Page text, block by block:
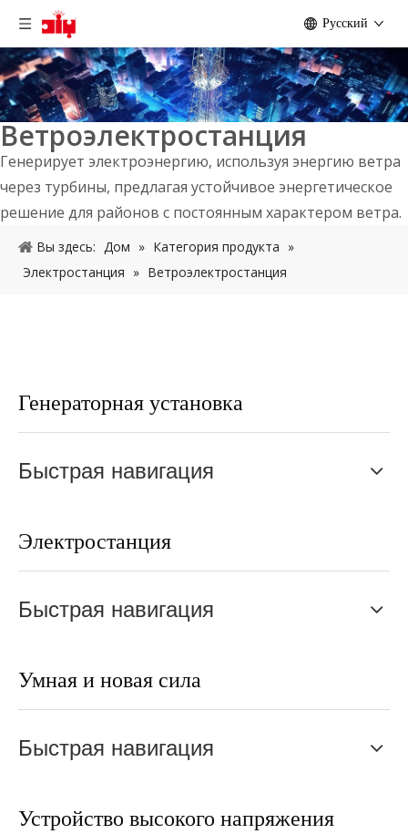
Pусский
Ветроэлектростанция
Генерирует электроэнергию, используя энергию ветра
через турбины, предлагая устойчивое энергетическое
решение для районов с постоянным характером ветра.
Вы здесь: Дом » Категория продукта »
Электростанция » Ветроэлектростанция
Генераторная установка
Быстрая навигация
Электростанция
Быстрая навигация
Умная и новая сила
Быстрая навигация
Устройство высокого напряжения